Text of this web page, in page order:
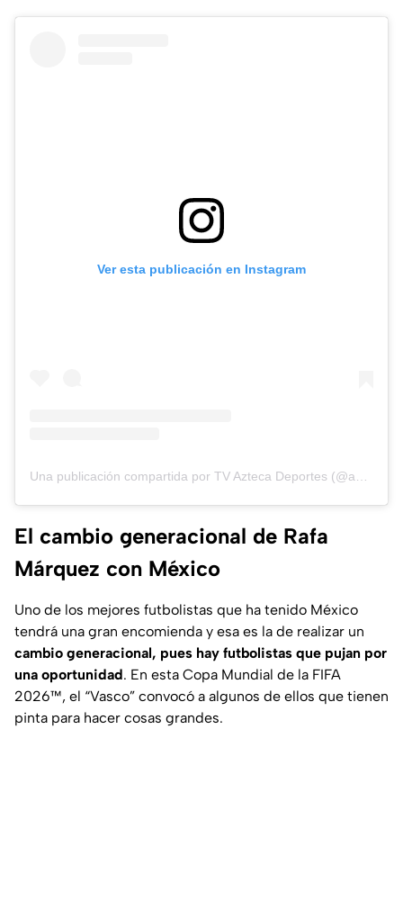
Ver esta publicación en Instagram
El cambio generacional de Rafa
Márquez con México
Uno de los mejores futbolistas que ha tenido México
tendrá una gran encomienda y esa es la de realizar un
cambio generacional, pues hay futbolistas que pujan por
una oportunidad. En esta Copa Mundial de la FIFA
2026™, el “Vasco” convocó a algunos de ellos que tienen
pinta para hacer cosas grandes.